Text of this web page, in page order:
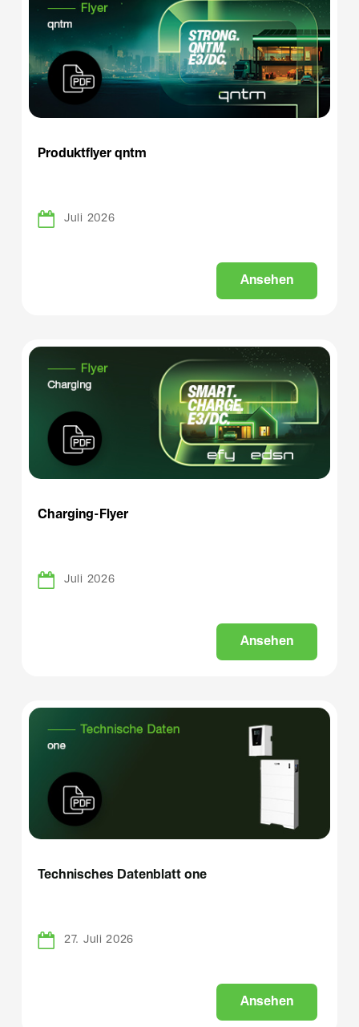
Produktflyer qntm
Juli 2026
Ansehen
Charging-Flyer
Juli 2026
Ansehen
Technisches Datenblatt one
27. Juli 2026
Ansehen